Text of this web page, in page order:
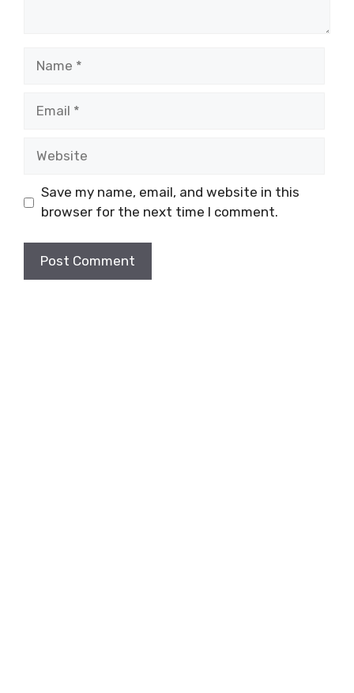
Save my name, email, and website in this
browser for the next time I comment.